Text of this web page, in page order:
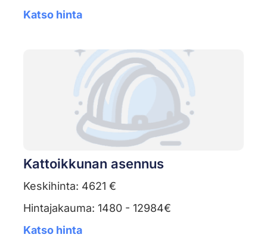
Katso hinta
Kattoikkunan asennus
Keskihinta: 4621 €
Hintajakauma: 1480 - 12984€
Katso hinta